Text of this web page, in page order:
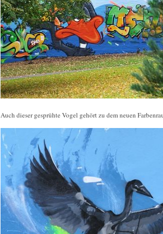
Auch dieser gesprühte Vogel gehört zu dem neuen